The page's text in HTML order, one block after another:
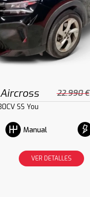
Aircross 22.990 €
SS You
Manual
VER DETALLES